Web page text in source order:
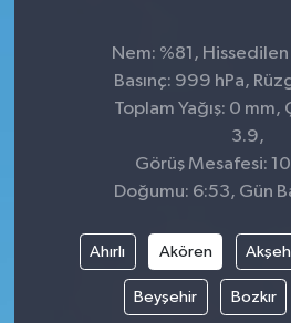
Nem: %81, Hissedilen
Basınç: 999 hPa,
Toplam Yağış: 0 mm,
3.9,
Görüş Mesafesi:
Doğumu: 6:53, Gün
Ahırlı Akören
Beyşehir Bozkır